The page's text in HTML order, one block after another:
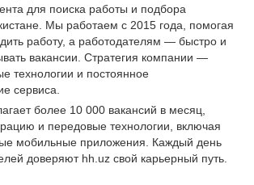
для поиска работы и подбора
Мы работаем с 2015 года, помогая
работу, а работодателям — быстро и
вакансии. Стратегия компании —
технологии и постоянное
сервиса.
более 10 000 вакансий в месяц,
и передовые технологии, включая
мобильные приложения. Каждый день
доверяют hh.uz свой карьерный путь.